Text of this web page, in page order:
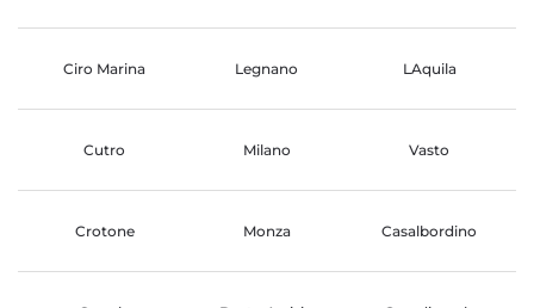
Ciro Marina Legnano LAquila
Cutro Milano Vasto
Crotone Monza Casalbordino